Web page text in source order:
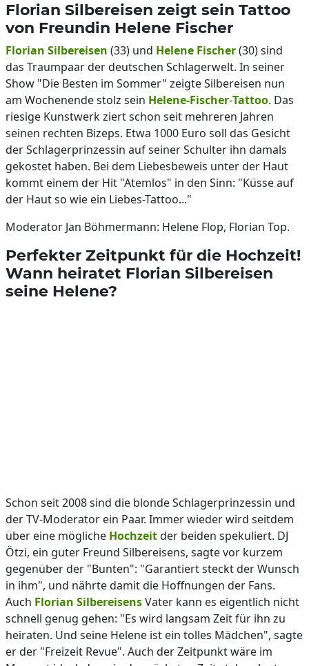
Florian Silbereisen zeigt sein Tattoo
von Freundin Helene Fischer
Florian Silbereisen (33) und Helene Fischer(30) sind
das Traumpaar der deutschen Schlagerwelt. In seiner
Show "Die Besten im Sommer" zeigte Silbereisen nun
am Wochenende stolz sein Helene-Fischer-Tattoo. Das
riesige Kunstwerk ziert schon seit mehreren Jahren
seinen rechten Bizeps. Etwa 1000 Euro soll das Gesicht
der Schlagerprinzessin auf seiner Schulter ihn damals
gekostet haben. Bei dem Liebesbeweis unter der Haut
kommt einem der Hit "Atemlos" in den Sinn: "Küsse auf
der Haut so wie ein Liebes-Tattoo..."
Moderator Jan Böhmermann: Helene Flop, Florian Top.
Perfekter Zeitpunkt für die Hochzeit!
Wann heiratet Florian Silbereisen
seine Helene?
Schon seit 2008 sind die blonde Schlagerprinzessin und
der TV-Moderator ein Paar. Immer wieder wird seitdem
über eine mögliche Hochzeitder beiden spekuliert. DJ
Ötzi, ein guter Freund Silbereisens, sagte vor kurzem
gegenüber der "Bunten": "Garantiert steckt der Wunsch
in ihm", und nährte damit die Hoffnungen der Fans.
Auch Florian SilbereisensVater kann es eigentlich nicht
schnell genug gehen: "Es wird langsam Zeit für ihn zu
heiraten. Und seine Helene ist ein tolles Mädchen", sagte
er der "Freizeit Revue". Auch der Zeitpunkt wäre im